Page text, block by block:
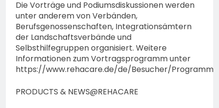
Die Vorträge und Podiumsdiskussionen werden
unter anderem von Verbänden,
Berufsgenossenschaften, Integrationsämtern
der Landschaftsverbände und
Selbsthilfegruppen organisiert. Weitere
Informationen zum Vortragsprogramm unter
https://www.rehacare.de/de/Besucher/
PRODUCTS & NEWS@REHACARE